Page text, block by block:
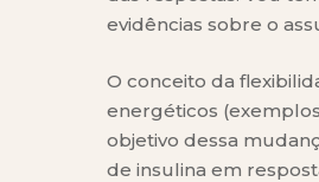
evidências sobre o
O conceito da
energéticos
objetivo dessa
de insulina em